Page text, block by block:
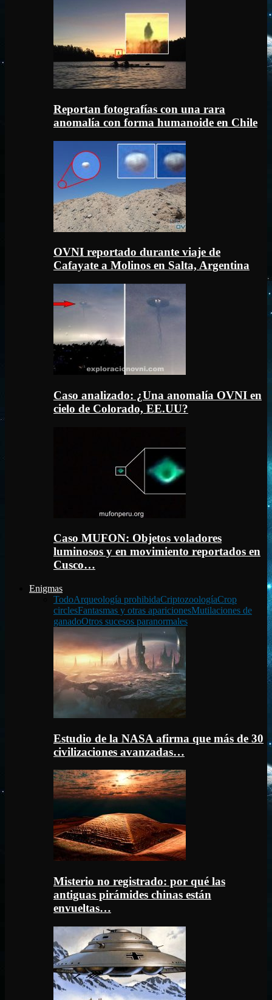
Reportan fotografías con una rara
anomalía con forma humanoide en Chile
OVNI reportado durante viaje de
Cafayate a Molinos en Salta, Argentina
Caso analizado: ¿Una anomalía OVNI en
cielo de Colorado, EE.UU?
Caso MUFON: Objetos voladores
luminosos y en movimiento reportados en
Cusco…
Enigmas
TodoArqueología prohibidaCriptozoologíaCrop
circlesFantasmas y otras aparicionesMutilaciones de
ganadoOtros sucesos paranormales
Estudio de la NASA afirma que más de 30
civilizaciones avanzadas…
Misterio no registrado: por qué las
antiguas pirámides chinas están
envueltas…